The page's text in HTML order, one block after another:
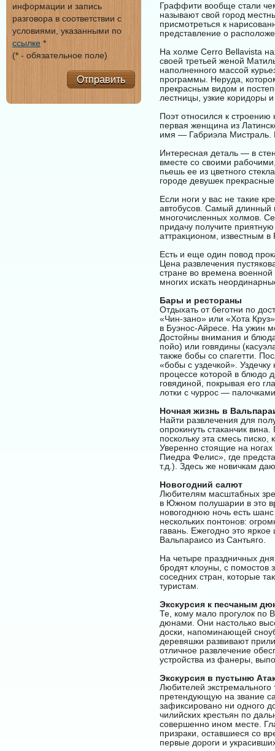
Граффити вообще стали
называют свой город
присмотреться к
представление о
На холме Cerro Bellavista
своей третьей женой
наполненного массой
программы. Неруда,
прекрасным видом и
лестницы, узкие коридоры
Поэт относился к
первая женщина из
имя — Габриэла Мистраль.
Интересная деталь — в
вместе со своими
пьешь ее из цветного
городе девушек
Если ноги у вас не такие
автобусов. Самый длинный
многочисленных холмов.
придачу получите
аттракционом, известным в
Есть и еще один повод
Цена развлечения
стране во времена военной
многих искать
Бары и рестораны
Отдыхать от беготни по
«Чин-зано» или «Хота
в Буэнос-Айресе. На ужин
Достойны внимания и
пойо) или говядины
также бобы со спагетти.
«бобы с уздечкой».
процессе которой в блюдо
говядиной, покрывая его
лотки с чуррос —
Ночная жизнь в
Найти развлечения для
опрокинуть стаканчик
поскольку эта смесь
Уверенно стоящие на
Пиедра Фелис», где
т.д.). Здесь же новичкам
Новогодний салют
Любителям масштабных
в Южном полушарии в это
новогоднюю ночь есть
нескольких понтонов:
гавань. Ежегодно это
Вальпараисо из Сантьяго.
На четыре праздничных
бродят клоуны, с помостов
соседних стран, которые
туристам.
Экскурсия к песчаным
Те, кому мало прогулок по
дюнами. Они настолько
доски, напоминающей
деревяшки развивают
отличное развлечение
устройства из фанеры,
Экскурсия в пустыню
Любителей
претендующую на звание
зафиксировано ни одного
чилийских крестьян по
совершенно ином месте.
призраки, оставшиеся со
первые дороги и
информации и запись
разговора в соответствии с
условиями, указанными по
ссылке *
(* - обязательное поле)
Отправить